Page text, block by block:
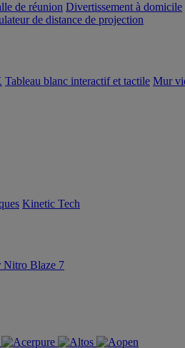
de réunion Divertissement à domicile
de distance de projection
Tableau blanc interactif et tactile Mur
Kinetic Tech
Nitro Blaze 7